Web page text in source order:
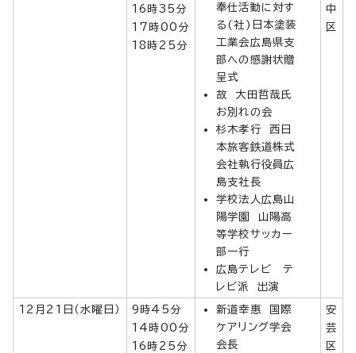
16時35分
17時00分
18時25分
奉仕活動に対す
る(社)日本塗装
工業会広島県支
部への感謝状贈
呈式
故 大田哲哉氏
お別れの会
杉木孝行 西日
本旅客鉄道株式
会社執行役員広
島支社長
学校法人広島山
陽学園 山陽高
等学校サッカー
部一行
広島テレビ テ
レビ派 出演
中
区
12月21日（水曜日）
9時45分
14時00分
16時25分
新道幸惠 国際
ケアリング学会
会長
安
芸
区